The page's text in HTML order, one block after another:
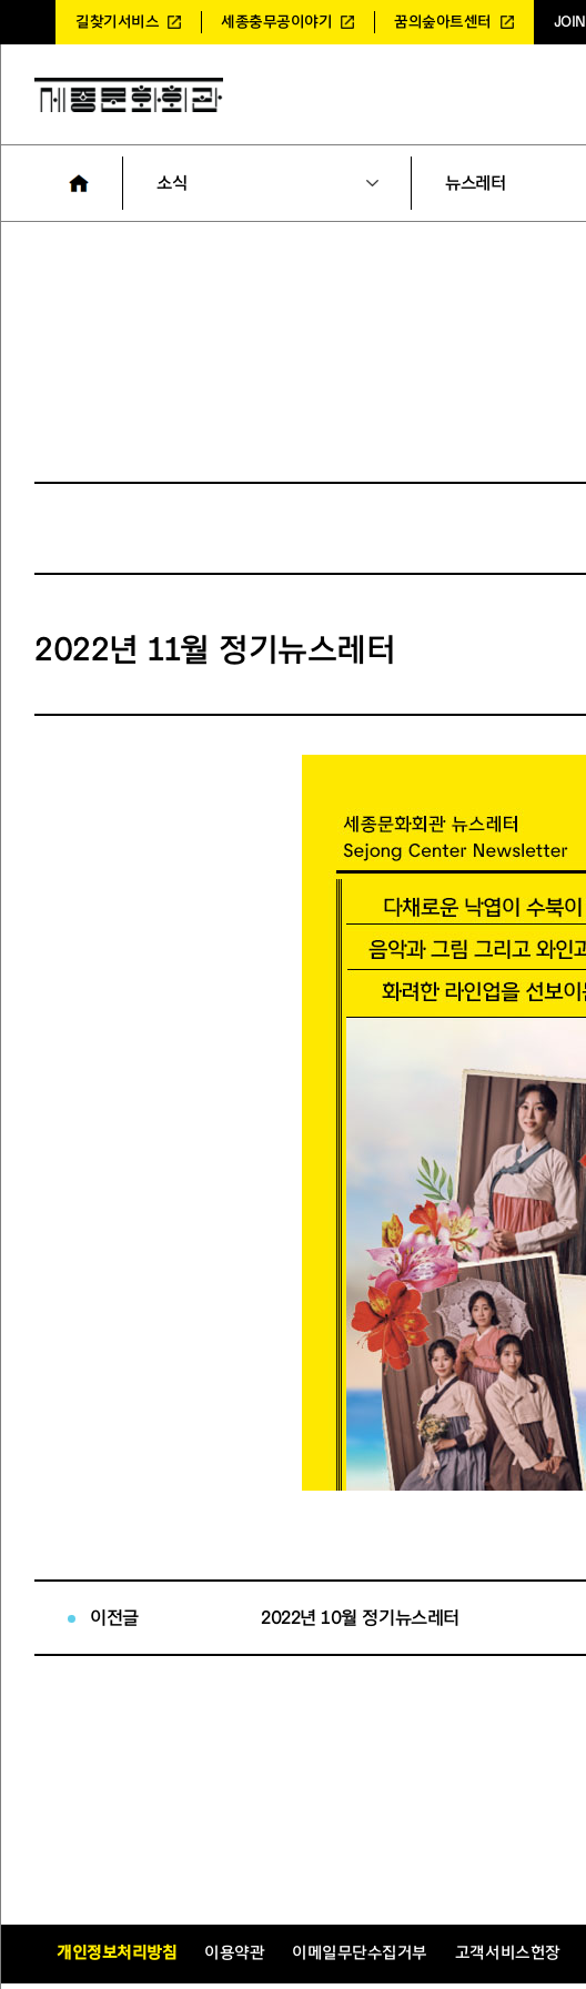
길찾기서비스 세종충무공이야기 꿈의숲아트센터 JOIN
소식 뉴스레터
2022년 11월 정기뉴스레터
이전글 2022년 10월 정기뉴스레터
개인정보처리방침 이용약관 이메일무단수집거부 고객서비스헌장